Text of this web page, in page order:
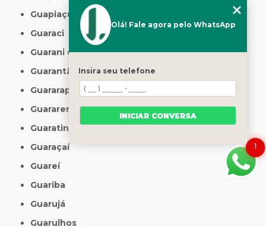
Guapiaçu
Guaraci
Guarani d'Oeste
Guarantã
Guararapes
Guararema
Guaratinguetá
Guaraçaí
Guareí
Guariba
Guarujá
Guarulhos
1
Olá! Fale agora pelo WhatsApp
Insira seu telefone
INICIAR CONVERSA